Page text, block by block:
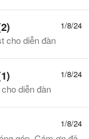
1/8/24
cho diễn đàn
1/8/24
diễn đàn
1/8/24